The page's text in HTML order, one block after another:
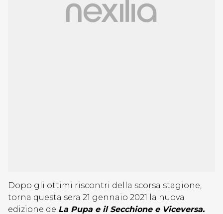
Dopo gli ottimi riscontri della scorsa stagione,
torna questa sera 21 gennaio 2021 la nuova
edizione de La Pupa e il Secchione e Viceversa.